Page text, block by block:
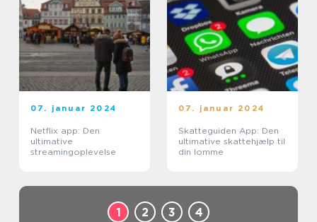
07. januar 2024
Netflix app: Den
ultimative
streamingoplevelse
07. januar 2024
Skatteguiden App: Den
ultimative skattehjælp til
din lomme
1 2 3 4